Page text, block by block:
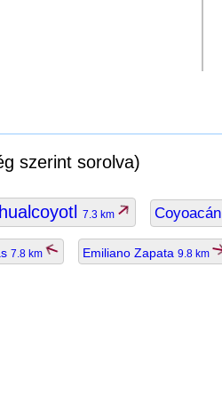
szerint sorolva)
7.3 km Coyoacán
7.8 km Emiliano Zapata 9.8 km